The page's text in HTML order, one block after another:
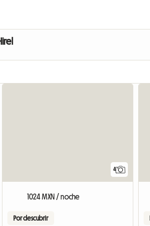
4
1024 MXN / noche
Por descubrir